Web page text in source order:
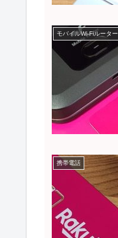
モバイルWi-Fiルーター
携帯電話